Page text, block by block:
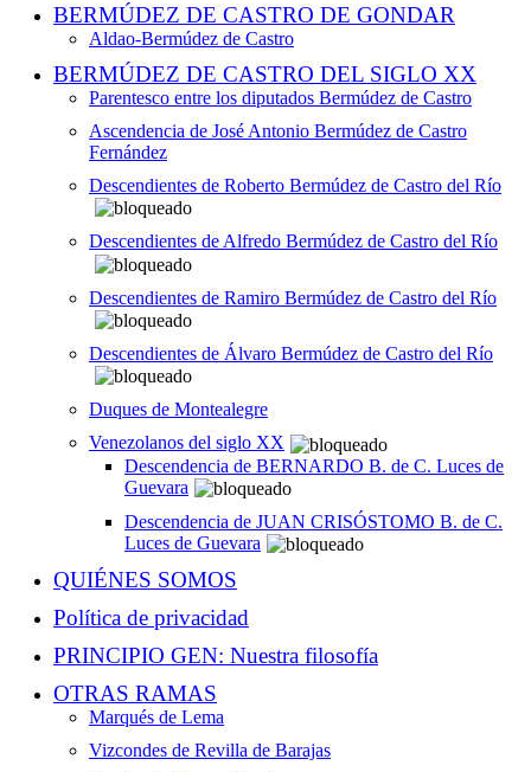
BERMÚDEZ DE CASTRO DE GONDAR
Aldao-Bermúdez de Castro
BERMÚDEZ DE CASTRO DEL SIGLO XX
Parentesco entre los diputados Bermúdez de Castro
Ascendencia de José Antonio Bermúdez de Castro
Fernández
Descendientes de Roberto Bermúdez de Castro del Río
Descendientes de Alfredo Bermúdez de Castro del Río
Descendientes de Ramiro Bermúdez de Castro del Río
Descendientes de Álvaro Bermúdez de Castro del Río
Duques de Montealegre
Venezolanos del siglo XX
Descendencia de BERNARDO B. de C. Luces de
Guevara
Descendencia de JUAN CRISÓSTOMO B. de C.
Luces de Guevara
QUIÉNES SOMOS
Política de privacidad
PRINCIPIO GEN: Nuestra filosofía
OTRAS RAMAS
Marqués de Lema
Vizcondes de Revilla de Barajas